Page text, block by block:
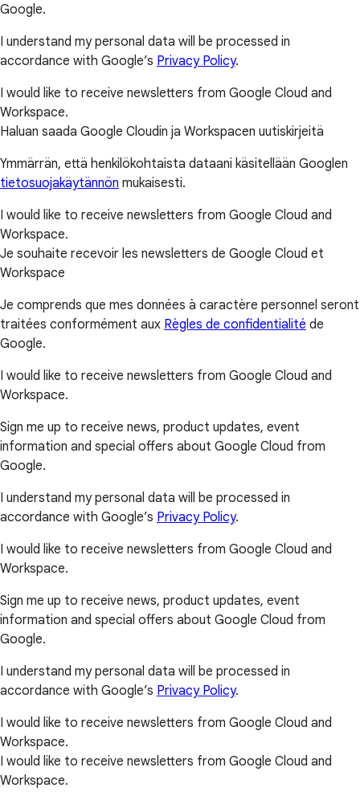
Google.
I understand my personal data will be processed in
accordance with Google’s Privacy Policy.
I would like to receive newsletters from Google Cloud and
Workspace.
Haluan saada Google Cloudin ja Workspacen uutiskirjeitä
Ymmärrän, että henkilökohtaista dataani käsitellään Googlen
tietosuojakäytännön mukaisesti.
I would like to receive newsletters from Google Cloud and
Workspace.
Je souhaite recevoir les newsletters de Google Cloud et
Workspace
Je comprends que mes données à caractère personnel seront
traitées conformément aux Règles de confidentialité de
Google.
I would like to receive newsletters from Google Cloud and
Workspace.
Sign me up to receive news, product updates, event
information and special offers about Google Cloud from
Google.
I understand my personal data will be processed in
accordance with Google’s Privacy Policy.
I would like to receive newsletters from Google Cloud and
Workspace.
Sign me up to receive news, product updates, event
information and special offers about Google Cloud from
Google.
I understand my personal data will be processed in
accordance with Google’s Privacy Policy.
I would like to receive newsletters from Google Cloud and
Workspace.
I would like to receive newsletters from Google Cloud and
Workspace.